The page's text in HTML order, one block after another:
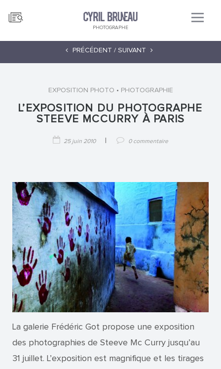
PHOTOGRAPHE
PRÉCÉDENT / SUIVANT
EXPOSITION PHOTO • PHOTOGRAPHIE
L’EXPOSITION DU PHOTOGRAPHE
STEEVE MCCURRY À PARIS
25 juin 2010 0 commentaire
La galerie Frédéric Got propose une exposition
des photographies de Steeve Mc Curry jusqu’au
31 juillet. L’exposition est magnifique et les tirages